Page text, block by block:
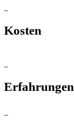
–
Kosten
–
Erfahrungen
–